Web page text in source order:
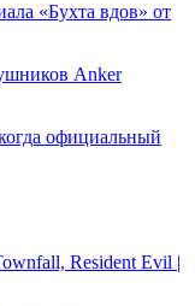
«Бухта вдов» от
Anker
официальный
Resident Evil |